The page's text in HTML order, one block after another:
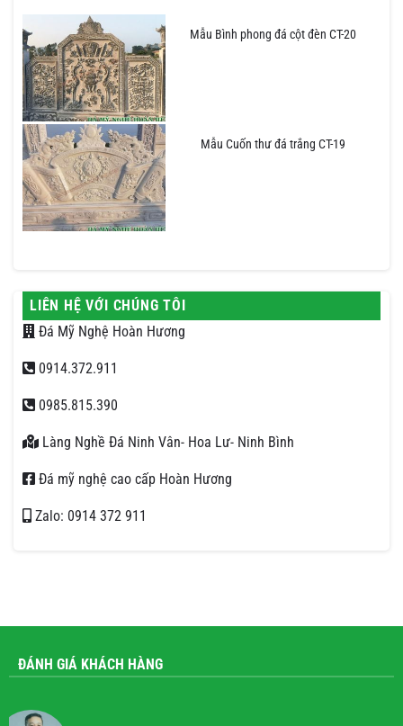
Mẫu Bình phong đá cột đèn CT-20
Mẫu Cuốn thư đá trắng CT-19
LIÊN HỆ VỚI CHÚNG TÔI
Đá Mỹ Nghệ Hoàn Hương
0914.372.911
0985.815.390
Làng Nghề Đá Ninh Vân- Hoa Lư- Ninh Bình
Đá mỹ nghệ cao cấp Hoàn Hương
Zalo: 0914 372 911
ĐÁNH GIÁ KHÁCH HÀNG